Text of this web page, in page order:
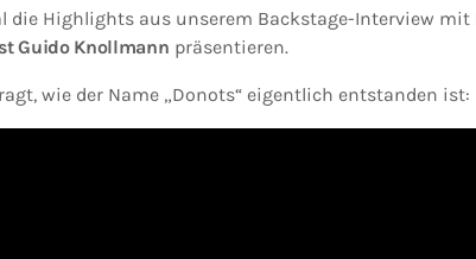
die Highlights aus unserem Backstage-Interview mit
Guido Knollmann präsentieren.
wie der Name „Donots“ eigentlich entstanden ist: